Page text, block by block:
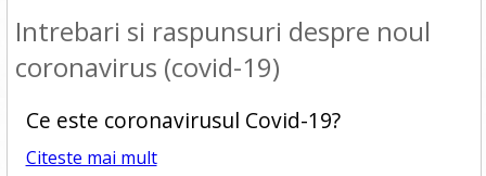
Intrebari si raspunsuri despre noul
coronavirus (covid-19)
Ce este coronavirusul Covid-19?
Citeste mai mult